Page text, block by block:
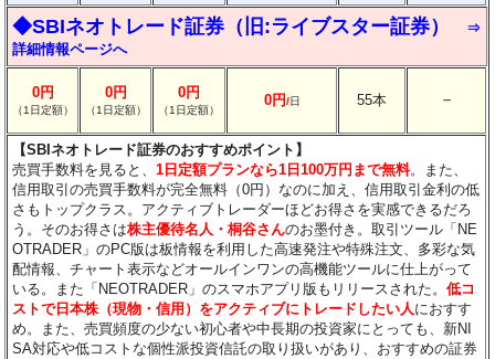
◆SBIネオトレード証券（旧:ライブスター証券）
⇒
詳細情報ページへ
0円
（1日定額）
0円
（1日定額）
0円
（1日定額）
0円/日 55本 －
【SBIネオトレード証券のおすすめポイント】
売買手数料を見ると、1日定額プランなら1日100万円まで無料。また、
信用取引の売買手数料が完全無料（0円）なのに加え、信用取引金利の低
さもトップクラス。アクティブトレーダーほどお得さを実感できるだろ
う。そのお得さは株主優待名人・桐谷さんのお墨付き。取引ツール「NE
OTRADER」のPC版は板情報を利用した高速発注や特殊注文、多彩な気
配情報、チャート表示などオールインワンの高機能ツールに仕上がって
いる。また「NEOTRADER」のスマホアプリ版もリリースされた。低コ
ストで日本株（現物・信用）をアクティブにトレードしたい人におすす
め。また、売買頻度の少ない初心者や中長期の投資家にとっても、新NI
SA対応や低コストな個性派投資信託の取り扱いがあり、おすすめの証券